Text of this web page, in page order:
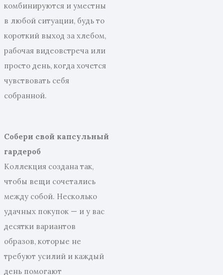
комбинируются и уместны
в любой ситуации, будь то
короткий выход за хлебом,
рабочая видеовстреча или
просто день, когда хочется
чувствовать себя
собранной.
Собери свой капсульный
гардероб
Коллекция создана так,
чтобы вещи сочетались
между собой. Несколько
удачных покупок — и у вас
десятки вариантов
образов, которые не
требуют усилий и каждый
день помогают